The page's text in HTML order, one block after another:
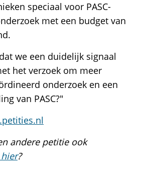
speciaal voor PASC-
met een budget van
we een duidelijk signaal
het verzoek om meer
onderzoek en een
van PASC?"
andere petitie ook
?